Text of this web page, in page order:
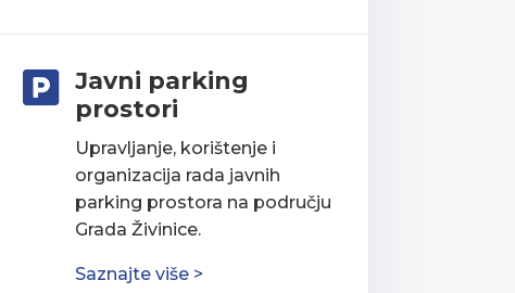

Javni parking
prostori
Upravljanje, korištenje i
organizacija rada javnih
parking prostora na području
Grada Živinice.
Saznajte više >